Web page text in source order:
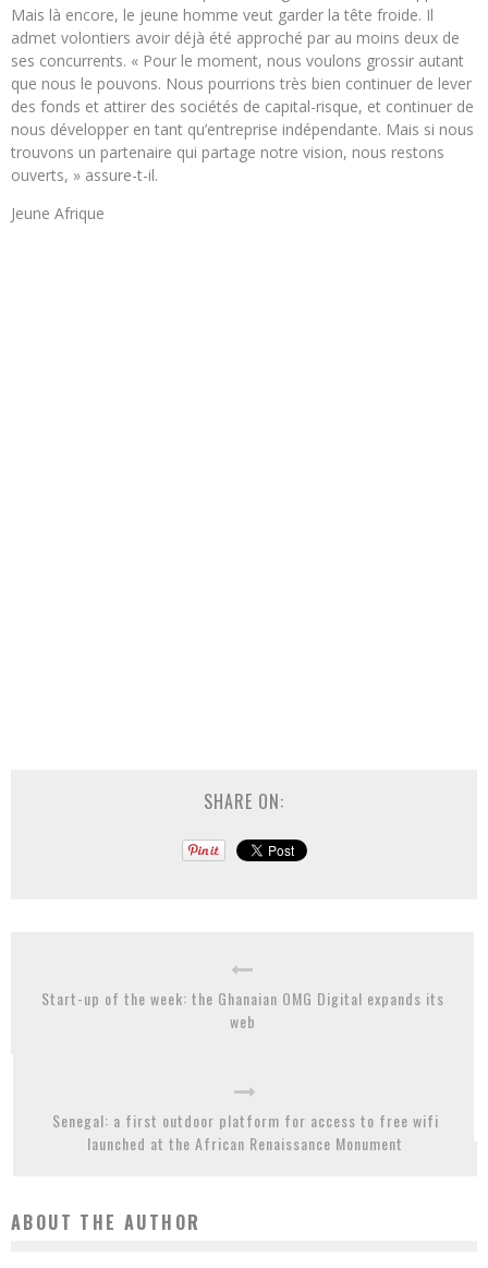
Mais là encore, le jeune homme veut garder la tête froide. Il
admet volontiers avoir déjà été approché par au moins deux de
ses concurrents. « Pour le moment, nous voulons grossir autant
que nous le pouvons. Nous pourrions très bien continuer de lever
des fonds et attirer des sociétés de capital-risque, et continuer de
nous développer en tant qu’entreprise indépendante. Mais si nous
trouvons un partenaire qui partage notre vision, nous restons
ouverts, » assure-t-il.
Jeune Afrique
SHARE ON:
Start-up of the week: the Ghanaian OMG Digital expands its
web
Senegal: a first outdoor platform for access to free wifi
launched at the African Renaissance Monument
ABOUT THE AUTHOR